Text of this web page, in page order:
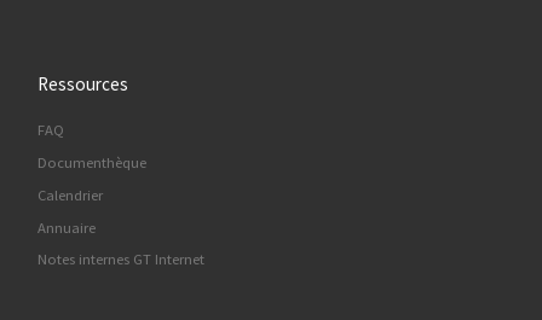
Ressources
FAQ
Documenthèque
Calendrier
Annuaire
Notes internes GT Internet